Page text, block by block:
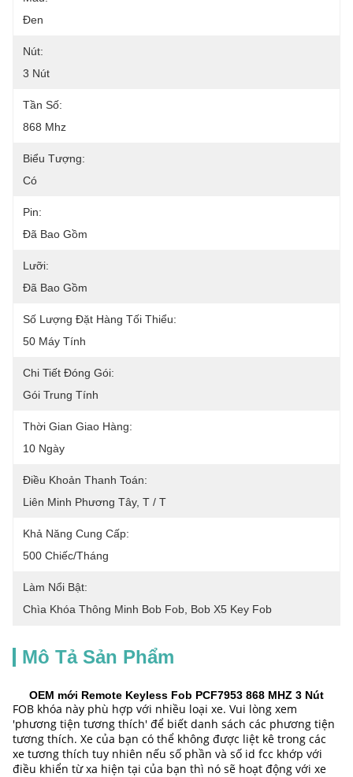
Đen
Nút:
3 Nút
Tần Số:
868 Mhz
Biểu Tượng:
Có
Pin:
Đã Bao Gồm
Lưỡi:
Đã Bao Gồm
Số Lượng Đặt Hàng Tối Thiểu:
50 Máy Tính
Chi Tiết Đóng Gói:
Gói Trung Tính
Thời Gian Giao Hàng:
10 Ngày
Điều Khoản Thanh Toán:
Liên Minh Phương Tây, T / T
Khả Năng Cung Cấp:
500 Chiếc/tháng
Làm Nổi Bật:
Chìa Khóa Thông Minh Bob Fob Bob X5 Key Fob
Mô Tả Sản Phẩm
OEM mới Remote Keyless Fob PCF7953 868 MHZ 3 Nút
FOB khóa này phù hợp với nhiều loại xe. Vui lòng xem
'phương tiện tương thích' để biết danh sách các phương tiện
tương thích. Xe của bạn có thể không được liệt kê trong các
xe tương thích tuy nhiên nếu số phần và số id fcc khớp với
điều khiển từ xa hiện tại của bạn thì nó sẽ hoạt động với xe